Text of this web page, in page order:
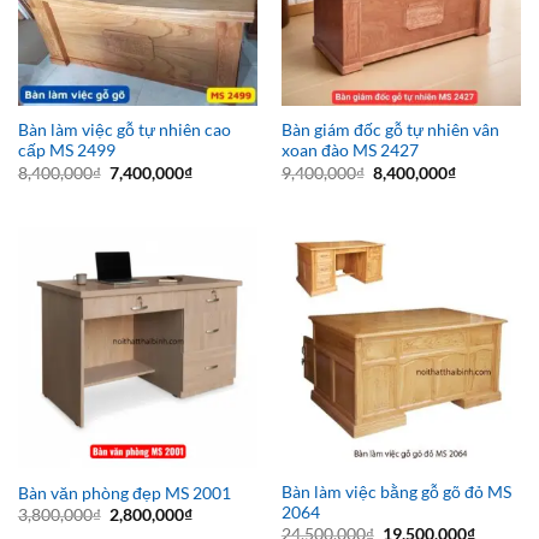
Bàn làm việc gỗ tự nhiên cao
cấp MS 2499
8,400,000₫ Giá
gốc
7,400,000₫Giá
Bàn giám đốc gỗ tự nhiên vân
xoan đào MS 2427
9,400,000₫ Giá
gốc
8,400,000₫Giá
Bàn văn phòng đẹp MS 2001
3,800,000₫ Giá
gốc
2,800,000₫Giá
Bàn làm việc bằng gỗ gõ đỏ MS
2064
24,500,000₫ Giá
19,500,000₫Giá